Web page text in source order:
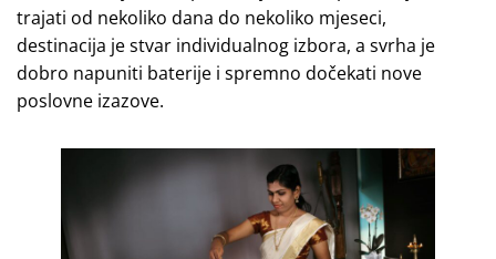
trajati od nekoliko dana do nekoliko mjeseci,
destinacija je stvar individualnog izbora, a svrha je
dobro napuniti baterije i spremno dočekati nove
poslovne izazove.